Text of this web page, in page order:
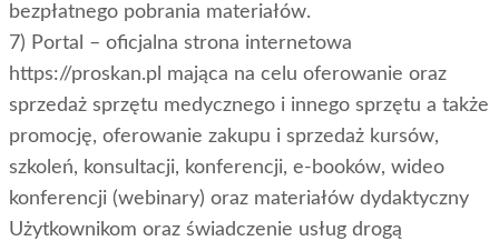
bezpłatnego pobrania materiałów.
7) Portal – oficjalna strona internetowa
https://proskan.pl mająca na celu oferowanie oraz
sprzedaż sprzętu medycznego i innego sprzętu a także
promocję, oferowanie zakupu i sprzedaż kursów,
szkoleń, konsultacji, konferencji, e-booków, wideo
konferencji (webinary) oraz materiałów dydaktyczny
Użytkownikom oraz świadczenie usług drogą